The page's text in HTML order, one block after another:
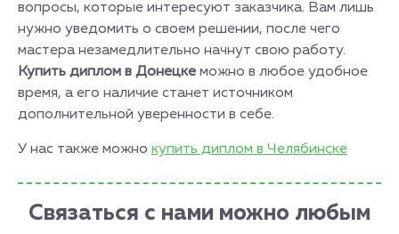
вопросы, которые интересуют заказчика. Вам лишь
нужно уведомить о своем решении, после чего
мастера незамедлительно начнут свою работу.
Купить диплом в Донецке можно в любое удобное
время, а его наличие станет источником
дополнительной уверенности в себе.
У нас также можно купить диплом в Челябинске
Связаться с нами можно любым